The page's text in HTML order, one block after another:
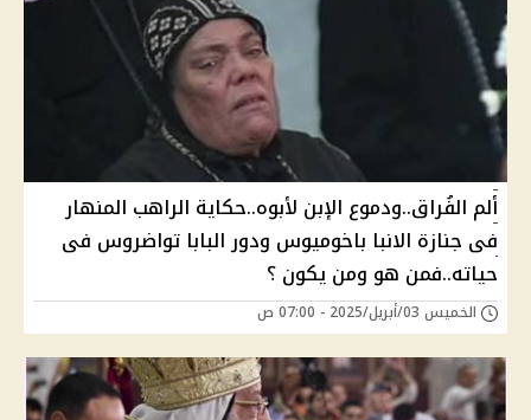
ألم الفُراق..ودموع الإبن لأبوه..حكاية الراهب المنهار
فى جنازة الانبا باخوميوس ودور البابا تواضروس فى
حياته..فمن هو ومن يكون ؟
الخميس 03/أبريل/2025 - 07:00 ص